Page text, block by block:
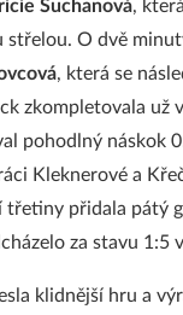
Suchanová,
střelou. O dvě
, která se
zkompletovala už
pohodlný náskok
Kleknerové a
třetiny přidala pátý
za stavu 1:5
klidnější hru a